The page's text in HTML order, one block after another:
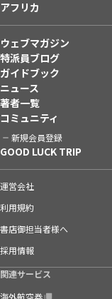
アフリカ
ウェブマガジン
特派員ブログ
ガイドブック
ニュース
著者一覧
コミュニティ
新規会員登録
GOOD LUCK TRIP
運営会社
利用規約
書店御担当者様へ
採用情報
関連サービス
海外航空券